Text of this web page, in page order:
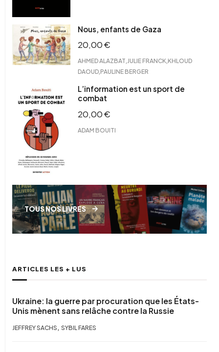
Nous, enfants de Gaza
20,00€
AHMED ALAZBAT,JULIE FRANCK,KHLOUD
DAOUD,PAULINE BERGER
L’information est un sport de
combat
20,00€
ADAM BOUITI
TOUS NOS LIVRES
ARTICLES LES + LUS
Ukraine: la guerre par procuration que les États-
Unis mènent sans relâche contre la Russie
JEFFREY SACHS , SYBIL FARES